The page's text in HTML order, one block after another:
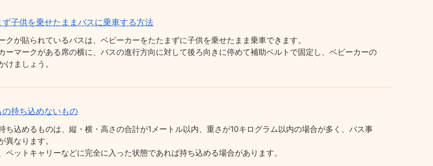
子供を乗せたままバスに乗車する方法
クが貼られているバスは、ベビーカーをたたまずに子供を乗せたまま乗車できます。
ーマークがある席の横に、バスの進行方向に対して後ろ向きに停めて補助ベルトで固定し、ベビーカーの
けましょう。
持ち込めないもの
ち込めるものは、縦・横・高さの合計が1メートル以内、重さが10キログラム以内の場合が多く、バス事
異なります。
ペットキャリーなどに完全に入った状態であれば持ち込める場合があります。